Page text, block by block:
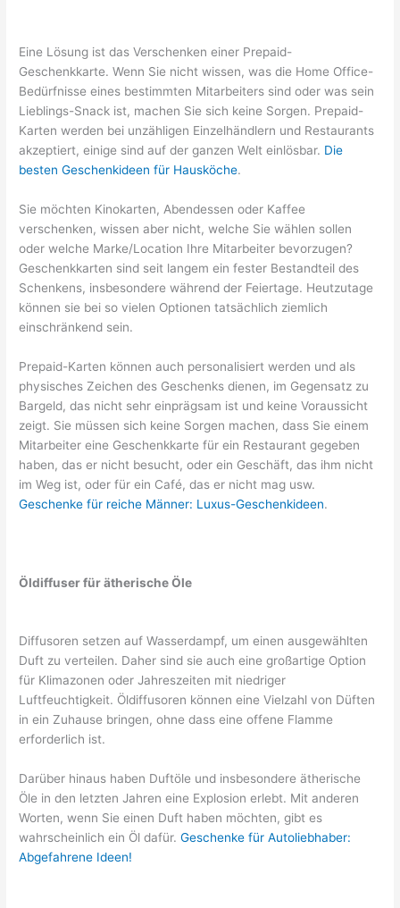
Eine Lösung ist das Verschenken einer Prepaid-
Geschenkkarte. Wenn Sie nicht wissen, was die Home Office-
Bedürfnisse eines bestimmten Mitarbeiters sind oder was sein
Lieblings-Snack ist, machen Sie sich keine Sorgen. Prepaid-
Karten werden bei unzähligen Einzelhändlern und Restaurants
akzeptiert, einige sind auf der ganzen Welt einlösbar. Die
besten Geschenkideen für Hausköche.
Sie möchten Kinokarten, Abendessen oder Kaffee
verschenken, wissen aber nicht, welche Sie wählen sollen
oder welche Marke/Location Ihre Mitarbeiter bevorzugen?
Geschenkkarten sind seit langem ein fester Bestandteil des
Schenkens, insbesondere während der Feiertage. Heutzutage
können sie bei so vielen Optionen tatsächlich ziemlich
einschränkend sein.
Prepaid-Karten können auch personalisiert werden und als
physisches Zeichen des Geschenks dienen, im Gegensatz zu
Bargeld, das nicht sehr einprägsam ist und keine Voraussicht
zeigt. Sie müssen sich keine Sorgen machen, dass Sie einem
Mitarbeiter eine Geschenkkarte für ein Restaurant gegeben
haben, das er nicht besucht, oder ein Geschäft, das ihm nicht
im Weg ist, oder für ein Café, das er nicht mag usw.
Geschenke für reiche Männer: Luxus-Geschenkideen.
Öldiffuser für ätherische Öle
Diffusoren setzen auf Wasserdampf, um einen ausgewählten
Duft zu verteilen. Daher sind sie auch eine großartige Option
für Klimazonen oder Jahreszeiten mit niedriger
Luftfeuchtigkeit. Öldiffusoren können eine Vielzahl von Düften
in ein Zuhause bringen, ohne dass eine offene Flamme
erforderlich ist.
Darüber hinaus haben Duftöle und insbesondere ätherische
Öle in den letzten Jahren eine Explosion erlebt. Mit anderen
Worten, wenn Sie einen Duft haben möchten, gibt es
wahrscheinlich ein Öl dafür.Geschenke für Autoliebhaber:
Abgefahrene Ideen!